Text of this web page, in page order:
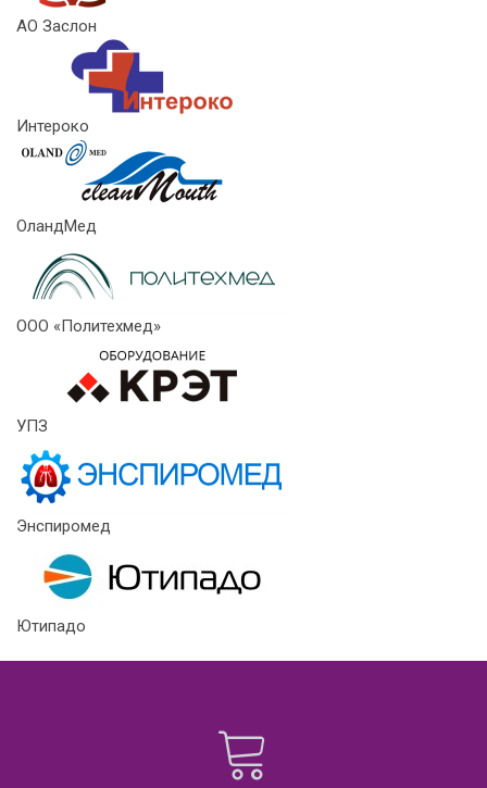
АО Заслон
Интероко
ОландМед
ООО «Политехмед»
УПЗ
Энспиромед
Ютипадо